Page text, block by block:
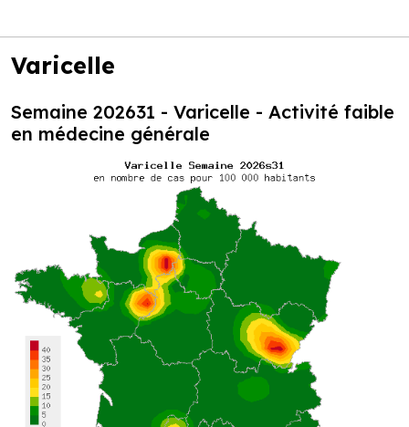
Varicelle
Semaine 202631 - Varicelle - Activité faible
en médecine générale